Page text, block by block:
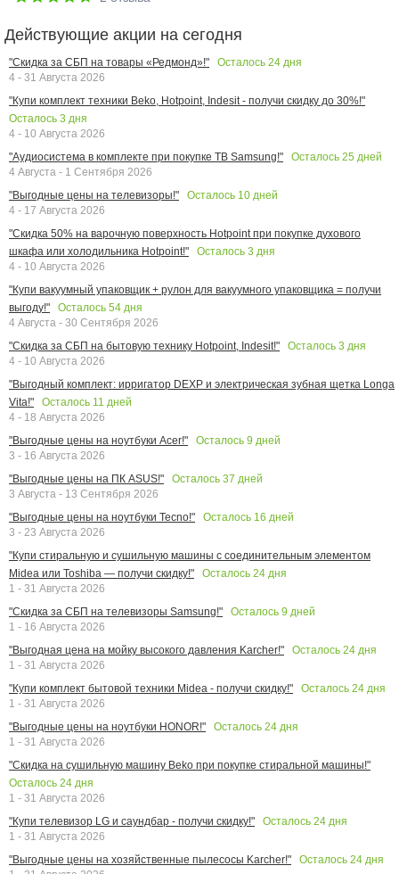
Действующие акции на сегодня
"Скидка за СБП на товары «Редмонд»!" Осталось 24 дня
4 - 31 Августа 2026
"Купи комплект техники Beko, Hotpoint, Indesit - получи скидку до 30%!"
Осталось 3 дня
4 - 10 Августа 2026
"Аудиосистема в комплекте при покупке ТВ Samsung!"
Осталось 25 дней
4 Августа - 1 Сентября 2026
"Выгодные цены на телевизоры!"
Осталось 10 дней
4 - 17 Августа 2026
"Скидка 50% на варочную поверхность Hotpoint при покупке духового
шкафа или холодильника Hotpoint!"
Осталось 3 дня
4 - 10 Августа 2026
"Купи вакуумный упаковщик + рулон для вакуумного упаковщика = получи
выгоду!"
Осталось 54 дня
4 Августа - 30 Сентября 2026
"Скидка за СБП на бытовую технику Hotpoint, Indesit!"
Осталось 3 дня
4 - 10 Августа 2026
"Выгодный комплект: ирригатор DEXP и электрическая зубная щетка Longa
Vita!"
Осталось 11 дней
4 - 18 Августа 2026
"Выгодные цены на ноутбуки Acer!"
Осталось 9 дней
3 - 16 Августа 2026
"Выгодные цены на ПК ASUS!"
Осталось 37 дней
3 Августа - 13 Сентября 2026
"Выгодные цены на ноутбуки Tecno!"
Осталось 16 дней
3 - 23 Августа 2026
"Купи стиральную и сушильную машины с соединительным элементом
Midea или Toshiba — получи скидку!"
Осталось 24 дня
1 - 31 Августа 2026
"Скидка за СБП на телевизоры Samsung!"
Осталось 9 дней
1 - 16 Августа 2026
"Выгодная цена на мойку высокого давления Karcher!"
Осталось 24 дня
1 - 31 Августа 2026
"Купи комплект бытовой техники Midea - получи скидку!"
Осталось 24 дня
1 - 31 Августа 2026
"Выгодные цены на ноутбуки HONOR!"
Осталось 24 дня
1 - 31 Августа 2026
"Скидка на сушильную машину Beko при покупке стиральной машины!"
Осталось 24 дня
1 - 31 Августа 2026
"Купи телевизор LG и саундбар - получи скидку!"
Осталось 24 дня
1 - 31 Августа 2026
"Выгодные цены на хозяйственные пылесосы Karcher!"
Осталось 24 дня